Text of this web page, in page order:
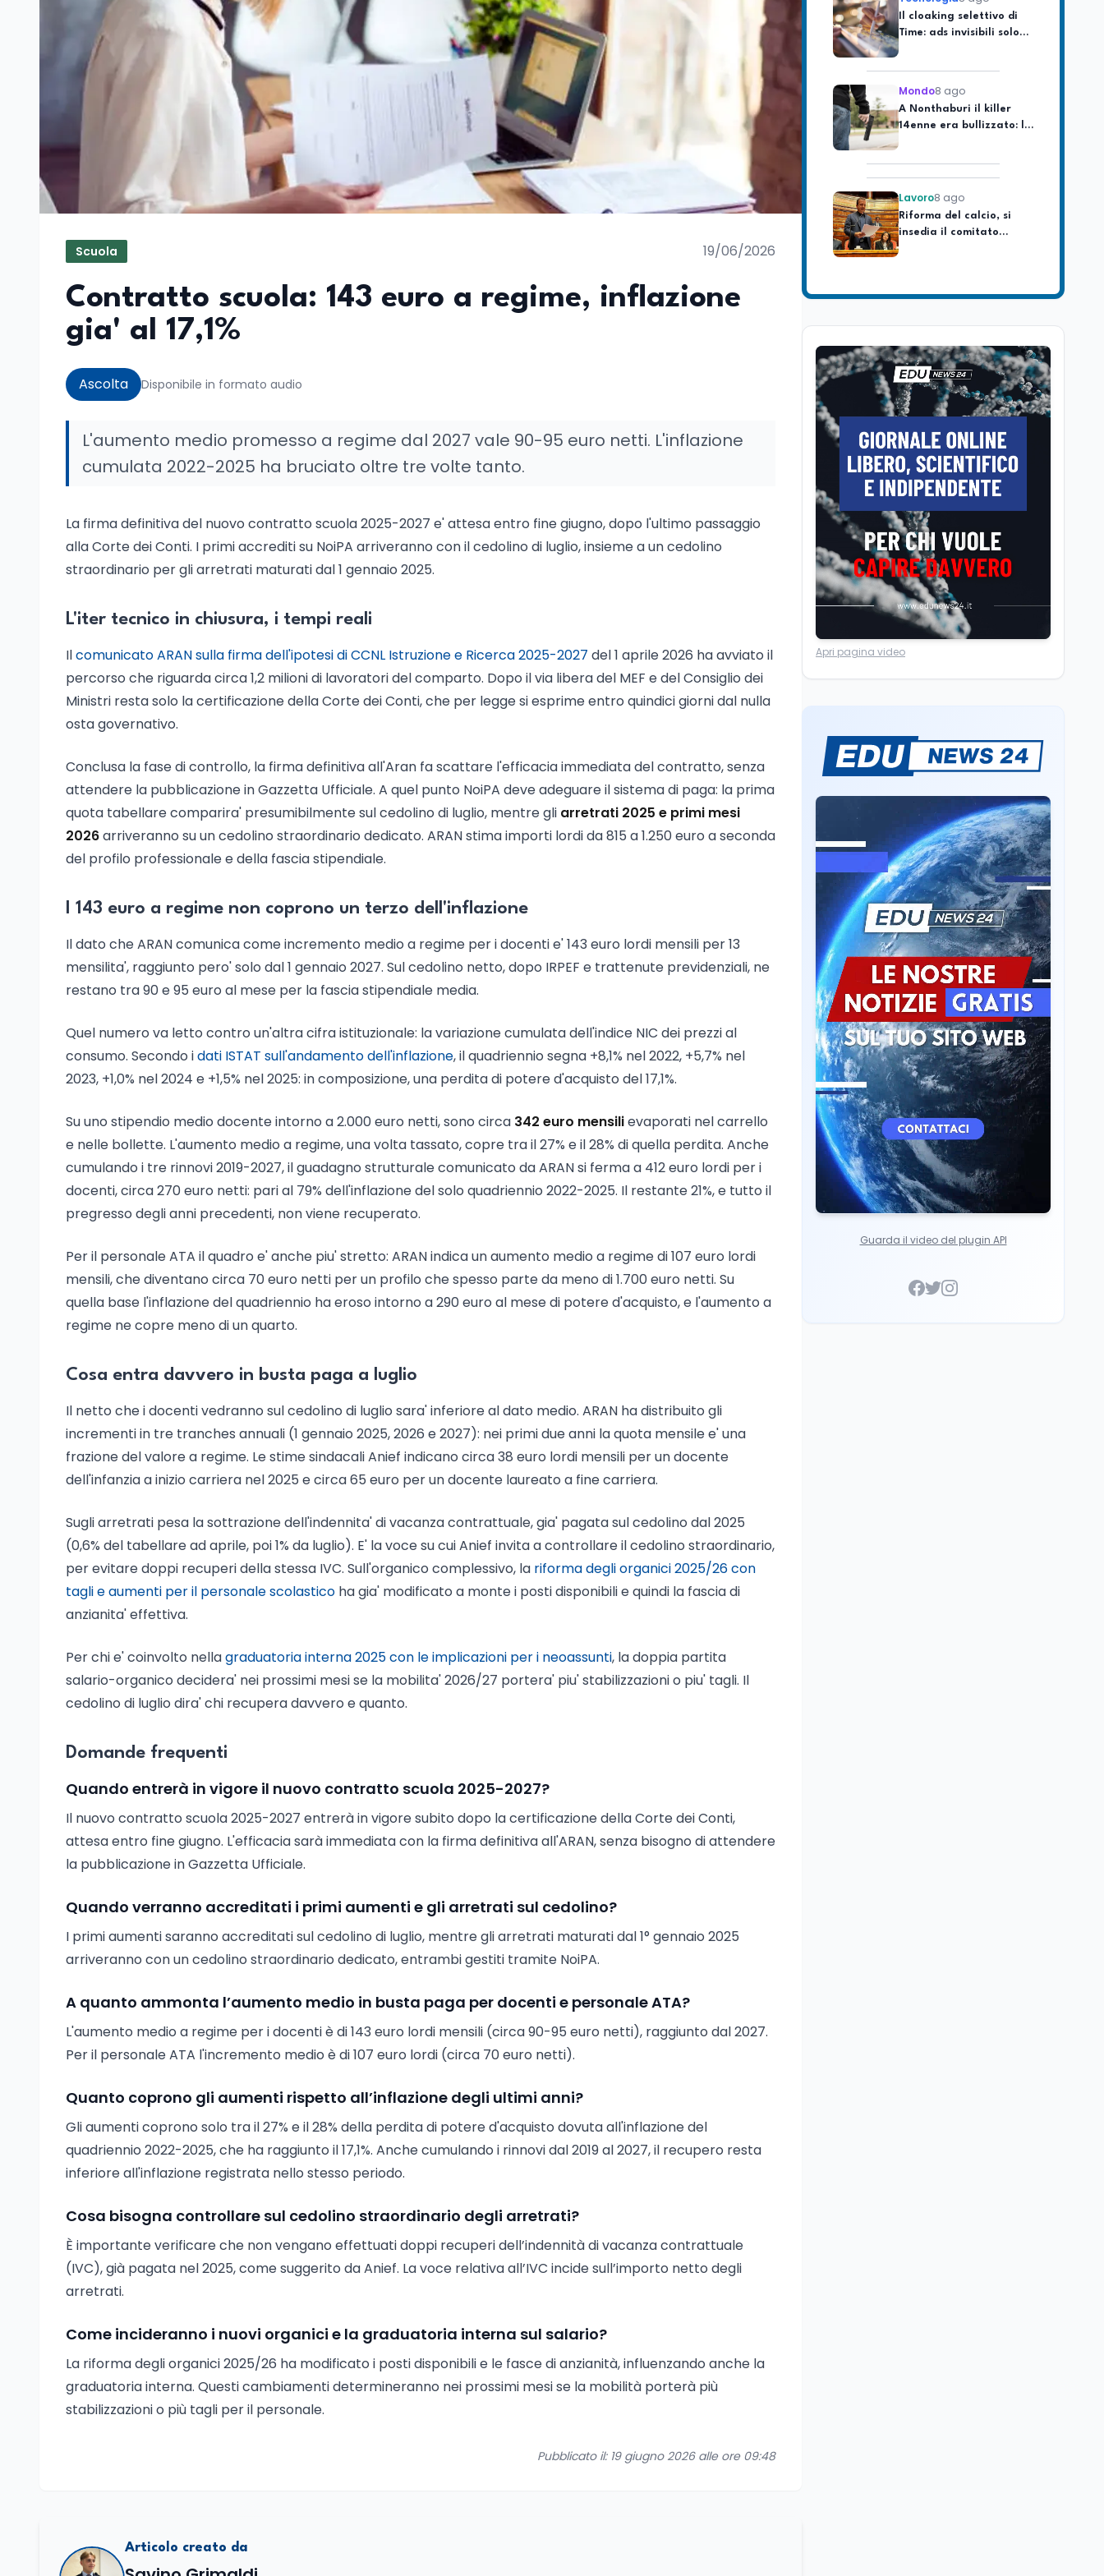
Scuola 19/06/2026
Contratto scuola: 143 euro a regime, inflazione
gia' al 17,1%
Ascolta Disponibile in formato audio
L'aumento medio promesso a regime dal 2027 vale 90-95 euro netti. L'inflazione
cumulata 2022-2025 ha bruciato oltre tre volte tanto.
La firma definitiva del nuovo contratto scuola 2025-2027 e' attesa entro fine giugno, dopo l'ultimo passaggio
alla Corte dei Conti. I primi accrediti su NoiPA arriveranno con il cedolino di luglio, insieme a un cedolino
straordinario per gli arretrati maturati dal 1 gennaio 2025.
L'iter tecnico in chiusura, i tempi reali
Ilcomunicato ARAN sulla firma dell'ipotesi di CCNL Istruzione e Ricerca 2025-2027 del 1 aprile 2026 ha avviato il
percorso che riguarda circa 1,2 milioni di lavoratori del comparto. Dopo il via libera del MEF e del Consiglio dei
Ministri resta solo la certificazione della Corte dei Conti, che per legge si esprime entro quindici giorni dal nulla
osta governativo.
Conclusa la fase di controllo, la firma definitiva all'Aran fa scattare l'efficacia immediata del contratto, senza
attendere la pubblicazione in Gazzetta Ufficiale. A quel punto NoiPA deve adeguare il sistema di paga: la prima
quota tabellare comparira' presumibilmente sul cedolino di luglio, mentre gli arretrati 2025 e primi mesi
2026arriveranno su un cedolino straordinario dedicato. ARAN stima importi lordi da 815 a 1.250 euro a seconda
del profilo professionale e della fascia stipendiale.
I 143 euro a regime non coprono un terzo dell'inflazione
Il dato che ARAN comunica come incremento medio a regime per i docenti e' 143 euro lordi mensili per 13
mensilita', raggiunto pero' solo dal 1 gennaio 2027. Sul cedolino netto, dopo IRPEF e trattenute previdenziali, ne
restano tra 90 e 95 euro al mese per la fascia stipendiale media.
Quel numero va letto contro un'altra cifra istituzionale: la variazione cumulata dell'indice NIC dei prezzi al
consumo. Secondo idati ISTAT sull'andamento dell'inflazione, il quadriennio segna +8,1% nel 2022, +5,7% nel
2023, +1,0% nel 2024 e +1,5% nel 2025: in composizione, una perdita di potere d'acquisto del 17,1%.
Su uno stipendio medio docente intorno a 2.000 euro netti, sono circa 342 euro mensilievaporati nel carrello
e nelle bollette. L'aumento medio a regime, una volta tassato, copre tra il 27% e il 28% di quella perdita. Anche
cumulando i tre rinnovi 2019-2027, il guadagno strutturale comunicato da ARAN si ferma a 412 euro lordi per i
docenti, circa 270 euro netti: pari al 79% dell'inflazione del solo quadriennio 2022-2025. Il restante 21%, e tutto il
pregresso degli anni precedenti, non viene recuperato.
Per il personale ATA il quadro e' anche piu' stretto: ARAN indica un aumento medio a regime di 107 euro lordi
mensili, che diventano circa 70 euro netti per un profilo che spesso parte da meno di 1.700 euro netti. Su
quella base l'inflazione del quadriennio ha eroso intorno a 290 euro al mese di potere d'acquisto, e l'aumento a
regime ne copre meno di un quarto.
Cosa entra davvero in busta paga a luglio
Il netto che i docenti vedranno sul cedolino di luglio sara' inferiore al dato medio. ARAN ha distribuito gli
incrementi in tre tranches annuali (1 gennaio 2025, 2026 e 2027): nei primi due anni la quota mensile e' una
frazione del valore a regime. Le stime sindacali Anief indicano circa 38 euro lordi mensili per un docente
dell'infanzia a inizio carriera nel 2025 e circa 65 euro per un docente laureato a fine carriera.
Sugli arretrati pesa la sottrazione dell'indennita' di vacanza contrattuale, gia' pagata sul cedolino dal 2025
(0,6% del tabellare ad aprile, poi 1% da luglio). E' la voce su cui Anief invita a controllare il cedolino straordinario,
per evitare doppi recuperi della stessa IVC. Sull'organico complessivo, la riforma degli organici 2025/26 con
tagli e aumenti per il personale scolastico ha gia' modificato a monte i posti disponibili e quindi la fascia di
anzianita' effettiva.
Per chi e' coinvolto nellagraduatoria interna 2025 con le implicazioni per i neoassunti, la doppia partita
salario-organico decidera' nei prossimi mesi se la mobilita' 2026/27 portera' piu' stabilizzazioni o piu' tagli. Il
cedolino di luglio dira' chi recupera davvero e quanto.
Domande frequenti
Quando entrerà in vigore il nuovo contratto scuola 2025-2027?
Il nuovo contratto scuola 2025-2027 entrerà in vigore subito dopo la certificazione della Corte dei Conti,
attesa entro fine giugno. L'efficacia sarà immediata con la firma definitiva all'ARAN, senza bisogno di attendere
la pubblicazione in Gazzetta Ufficiale.
Quando verranno accreditati i primi aumenti e gli arretrati sul cedolino?
I primi aumenti saranno accreditati sul cedolino di luglio, mentre gli arretrati maturati dal 1° gennaio 2025
arriveranno con un cedolino straordinario dedicato, entrambi gestiti tramite NoiPA.
A quanto ammonta l’aumento medio in busta paga per docenti e personale ATA?
L'aumento medio a regime per i docenti è di 143 euro lordi mensili (circa 90-95 euro netti), raggiunto dal 2027.
Per il personale ATA l'incremento medio è di 107 euro lordi (circa 70 euro netti).
Quanto coprono gli aumenti rispetto all’inflazione degli ultimi anni?
Gli aumenti coprono solo tra il 27% e il 28% della perdita di potere d'acquisto dovuta all'inflazione del
quadriennio 2022-2025, che ha raggiunto il 17,1%. Anche cumulando i rinnovi dal 2019 al 2027, il recupero resta
inferiore all'inflazione registrata nello stesso periodo.
Cosa bisogna controllare sul cedolino straordinario degli arretrati?
È importante verificare che non vengano effettuati doppi recuperi dell’indennità di vacanza contrattuale
(IVC), già pagata nel 2025, come suggerito da Anief. La voce relativa all’IVC incide sull’importo netto degli
arretrati.
Come incideranno i nuovi organici e la graduatoria interna sul salario?
La riforma degli organici 2025/26 ha modificato i posti disponibili e le fasce di anzianità, influenzando anche la
graduatoria interna. Questi cambiamenti determineranno nei prossimi mesi se la mobilità porterà più
stabilizzazioni o più tagli per il personale.
Pubblicato il: 19 giugno 2026 alle ore 09:48
Articolo creato da
Time: ads invisibili solo
per i chatbot AI
Mondo8 ago
A Nonthaburi il killer
14enne era bullizzato: la
CZ-75 era del nonno
Lavoro8 ago
Riforma del calcio, si
insedia il comitato
ristretto al Senato. La
europea in memoria
di Strasburgo in ricordo
dei minatori morti a
Marcinelle nel 1956
Università8 ago
Università statali, il
Fondo ordinario 2026
sale a 9,415 miliardi, c'è
Bernini sul decreto
Tecnologia8 ago
Il cloaking selettivo di
Time: ads invisibili solo
Mondo 8 ago
A Nonthaburi il killer
14enne era bullizzato: la
CZ-75 era del nonno
Lavoro8 ago
Riforma del calcio, si
Mario Occhiuto
L'8 agosto è la Giornata
europea in memoria
Istituita dal Parlamento
di Strasburgo in ricordo
dei minatori morti a
Marcinelle nel 1956
Università8 ago
Università statali, il
Fondo ordinario 2026
sale a 9,415 miliardi, c'è
la firma della ministra
Bernini sul decreto
Tecnologia8 ago
Il cloaking selettivo di
Time: ads invisibili solo
per i chatbot AI
Mondo8 ago
A Nonthaburi il killer
14enne era bullizzato: la
CZ-75 era del nonno
Apri pagina video
Guarda il video del plugin API